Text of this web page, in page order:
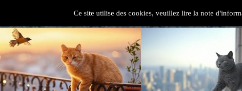
Ce site utilise des cookies, veuillez lire la note